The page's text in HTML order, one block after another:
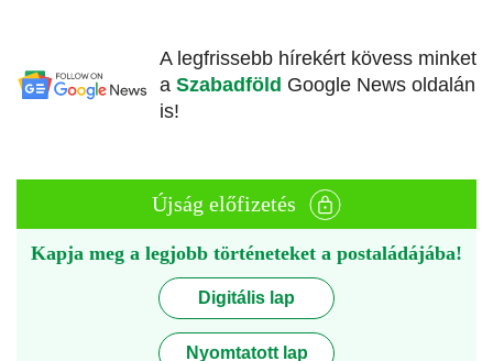
A legfrissebb hírekért kövess minket
a Szabadföld Google News oldalán
is!
Újság előfizetés
Kapja meg a legjobb történeteket a postaládájába!
Digitális lap
Nyomtatott lap